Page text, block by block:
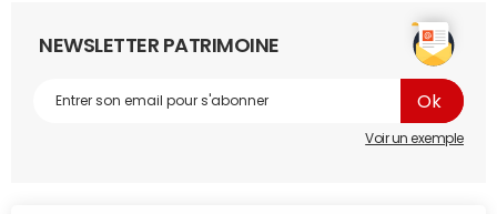
NEWSLETTER PATRIMOINE
Voir un exemple